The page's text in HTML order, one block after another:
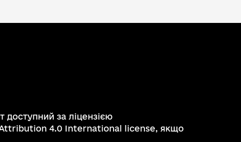
доступний за ліцензією
4.0 International license, якщо